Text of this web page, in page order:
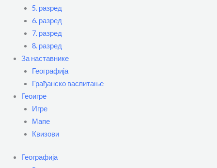
5. разред
6. разред
7. разред
8. разред
За наставнике
Географија
Грађанско васпитање
Геоигре
Игре
Мапе
Квизови
Географија